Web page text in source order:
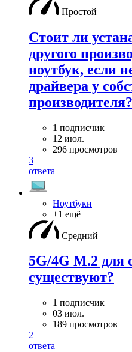
Простой
Стоит ли
другого
ноутбук, если
драйвера у
производителя?
1 подписчик
12 июл.
296 просмотров
3
ответа
Ноутбуки
+1 ещё
Средний
5G/4G M.2 для
существуют?
1 подписчик
03 июл.
189 просмотров
2
ответа